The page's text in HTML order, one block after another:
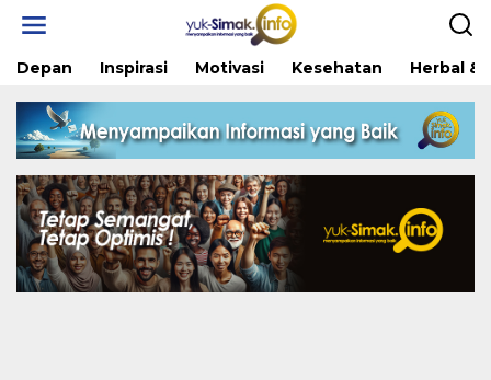
Depan Inspirasi Motivasi Kesehatan Herbal &